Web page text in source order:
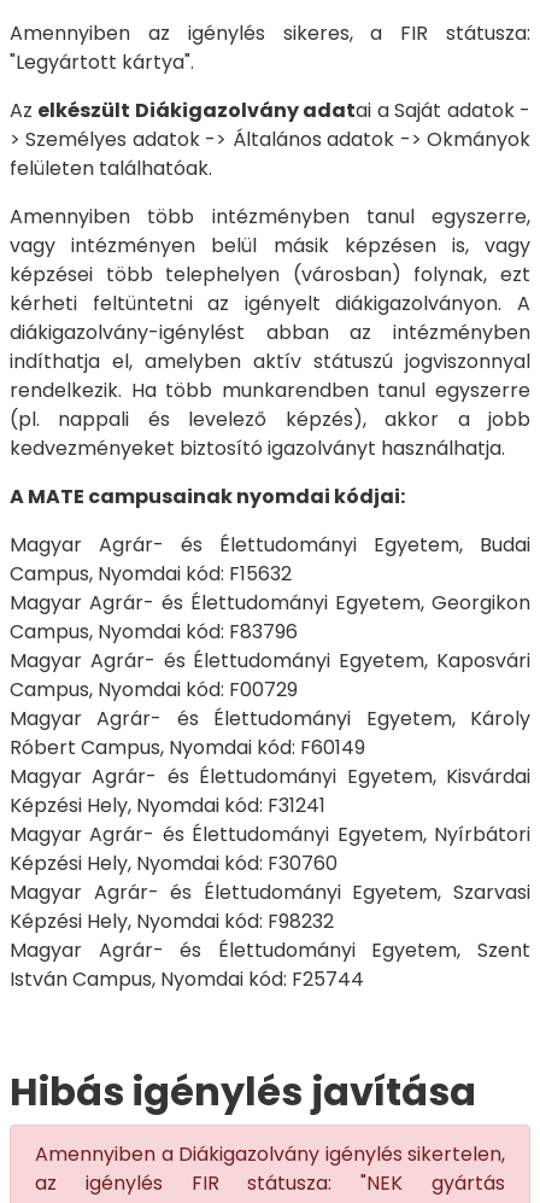
Amennyiben az igénylés sikeres, a FIR státusza:
"Legyártott kártya".
Az elkészült Diákigazolvány adatai a Saját adatok -
> Személyes adatok -> Általános adatok -> Okmányok
felületen találhatóak.
Amennyiben több intézményben tanul egyszerre,
vagy intézményen belül másik képzésen is, vagy
képzései több telephelyen (városban) folynak, ezt
kérheti feltüntetni az igényelt diákigazolványon. A
diákigazolvány-igénylést abban az intézményben
indíthatja el, amelyben aktív státuszú jogviszonnyal
rendelkezik. Ha több munkarendben tanul egyszerre
(pl. nappali és levelező képzés), akkor a jobb
kedvezményeket biztosító igazolványt használhatja.
A MATE campusainak nyomdai kódjai:
Magyar Agrár- és Élettudományi Egyetem, Budai
Campus, Nyomdai kód: F15632
Magyar Agrár- és Élettudományi Egyetem, Georgikon
Campus, Nyomdai kód: F83796
Magyar Agrár- és Élettudományi Egyetem, Kaposvári
Campus, Nyomdai kód: F00729
Magyar Agrár- és Élettudományi Egyetem, Károly
Róbert Campus, Nyomdai kód: F60149
Magyar Agrár- és Élettudományi Egyetem, Kisvárdai
Képzési Hely, Nyomdai kód: F31241
Magyar Agrár- és Élettudományi Egyetem, Nyírbátori
Képzési Hely, Nyomdai kód: F30760
Magyar Agrár- és Élettudományi Egyetem, Szarvasi
Képzési Hely, Nyomdai kód: F98232
Magyar Agrár- és Élettudományi Egyetem, Szent
István Campus, Nyomdai kód: F25744
Hibás igénylés javítása
Amennyiben a Diákigazolvány igénylés sikertelen,
az igénylés FIR státusza: "NEK gyártás